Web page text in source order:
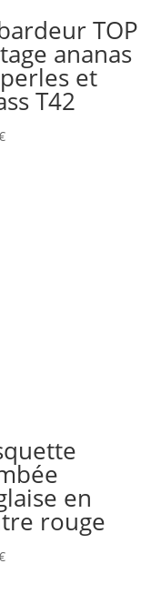
TOP
ananas
et
T42
en
rouge